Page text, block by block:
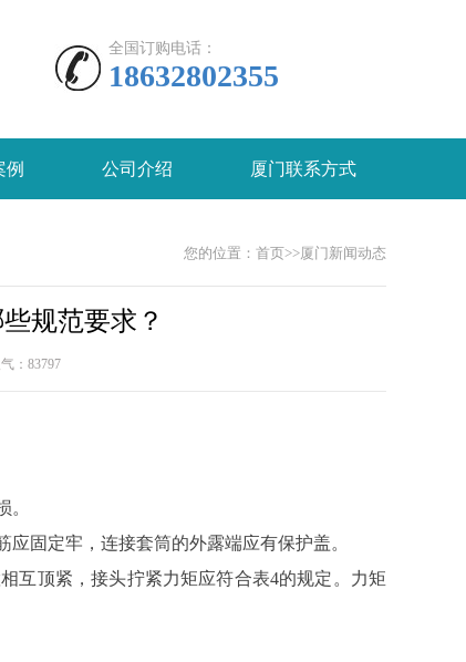
全国订购电话：
18632802355
例 公司介绍 厦门联系方式
您的位置： 首页>>厦门新闻动态
规范要求？
： 83797
固定牢，连接套筒的外露端应有保护盖。
互顶紧，接头拧紧力矩应符合表4的规定。力矩